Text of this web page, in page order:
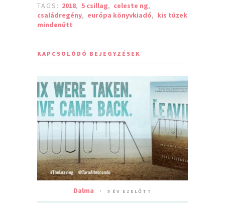
TAGS: 2018, 5 csillag, celeste ng,
családregény, európa könyvkiadó, kis tüzek
mindenütt
KAPCSOLÓDÓ BEJEGYZÉSEK
Dalma 9 ÉV EZELŐTT